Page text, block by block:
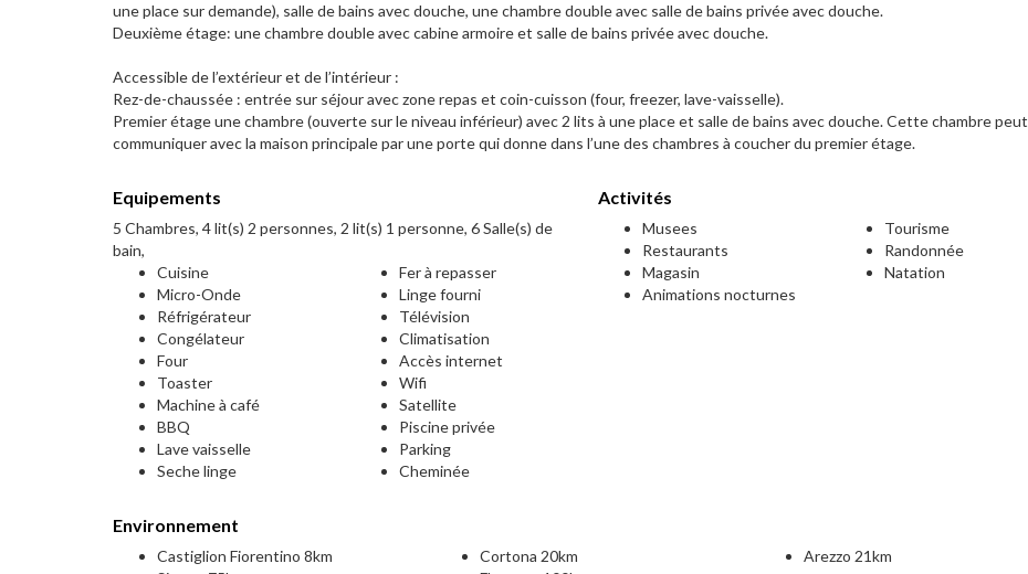
une place sur demande), salle de bains avec douche, une chambre double avec salle de bains privée avec douche.
Deuxième étage: une chambre double avec cabine armoire et salle de bains privée avec douche.
Accessible de l’extérieur et de l’intérieur :
Rez-de-chaussée : entrée sur séjour avec zone repas et coin-cuisson (four, freezer, lave-vaisselle).
Premier étage une chambre (ouverte sur le niveau inférieur) avec 2 lits à une place et salle de bains avec douche. Cette chambre peut
communiquer avec la maison principale par une porte qui donne dans l’une des chambres à coucher du premier étage.
Equipements
5 Chambres, 4 lit(s) 2 personnes, 2 lit(s) 1 personne, 6 Salle(s) de
bain,
Cuisine
Micro-Onde
Réfrigérateur
Congélateur
Four
Toaster
Machine à café
BBQ
Lave vaisselle
Seche linge
Fer à repasser
Linge fourni
Télévision
Climatisation
Accès internet
Wifi
Satellite
Piscine privée
Parking
Cheminée
Activités
Musees
Restaurants
Magasin
Animations nocturnes
Tourisme
Randonnée
Natation
Environnement
Castiglion Fiorentino 8km
Cortona 20km
Arezzo 21km